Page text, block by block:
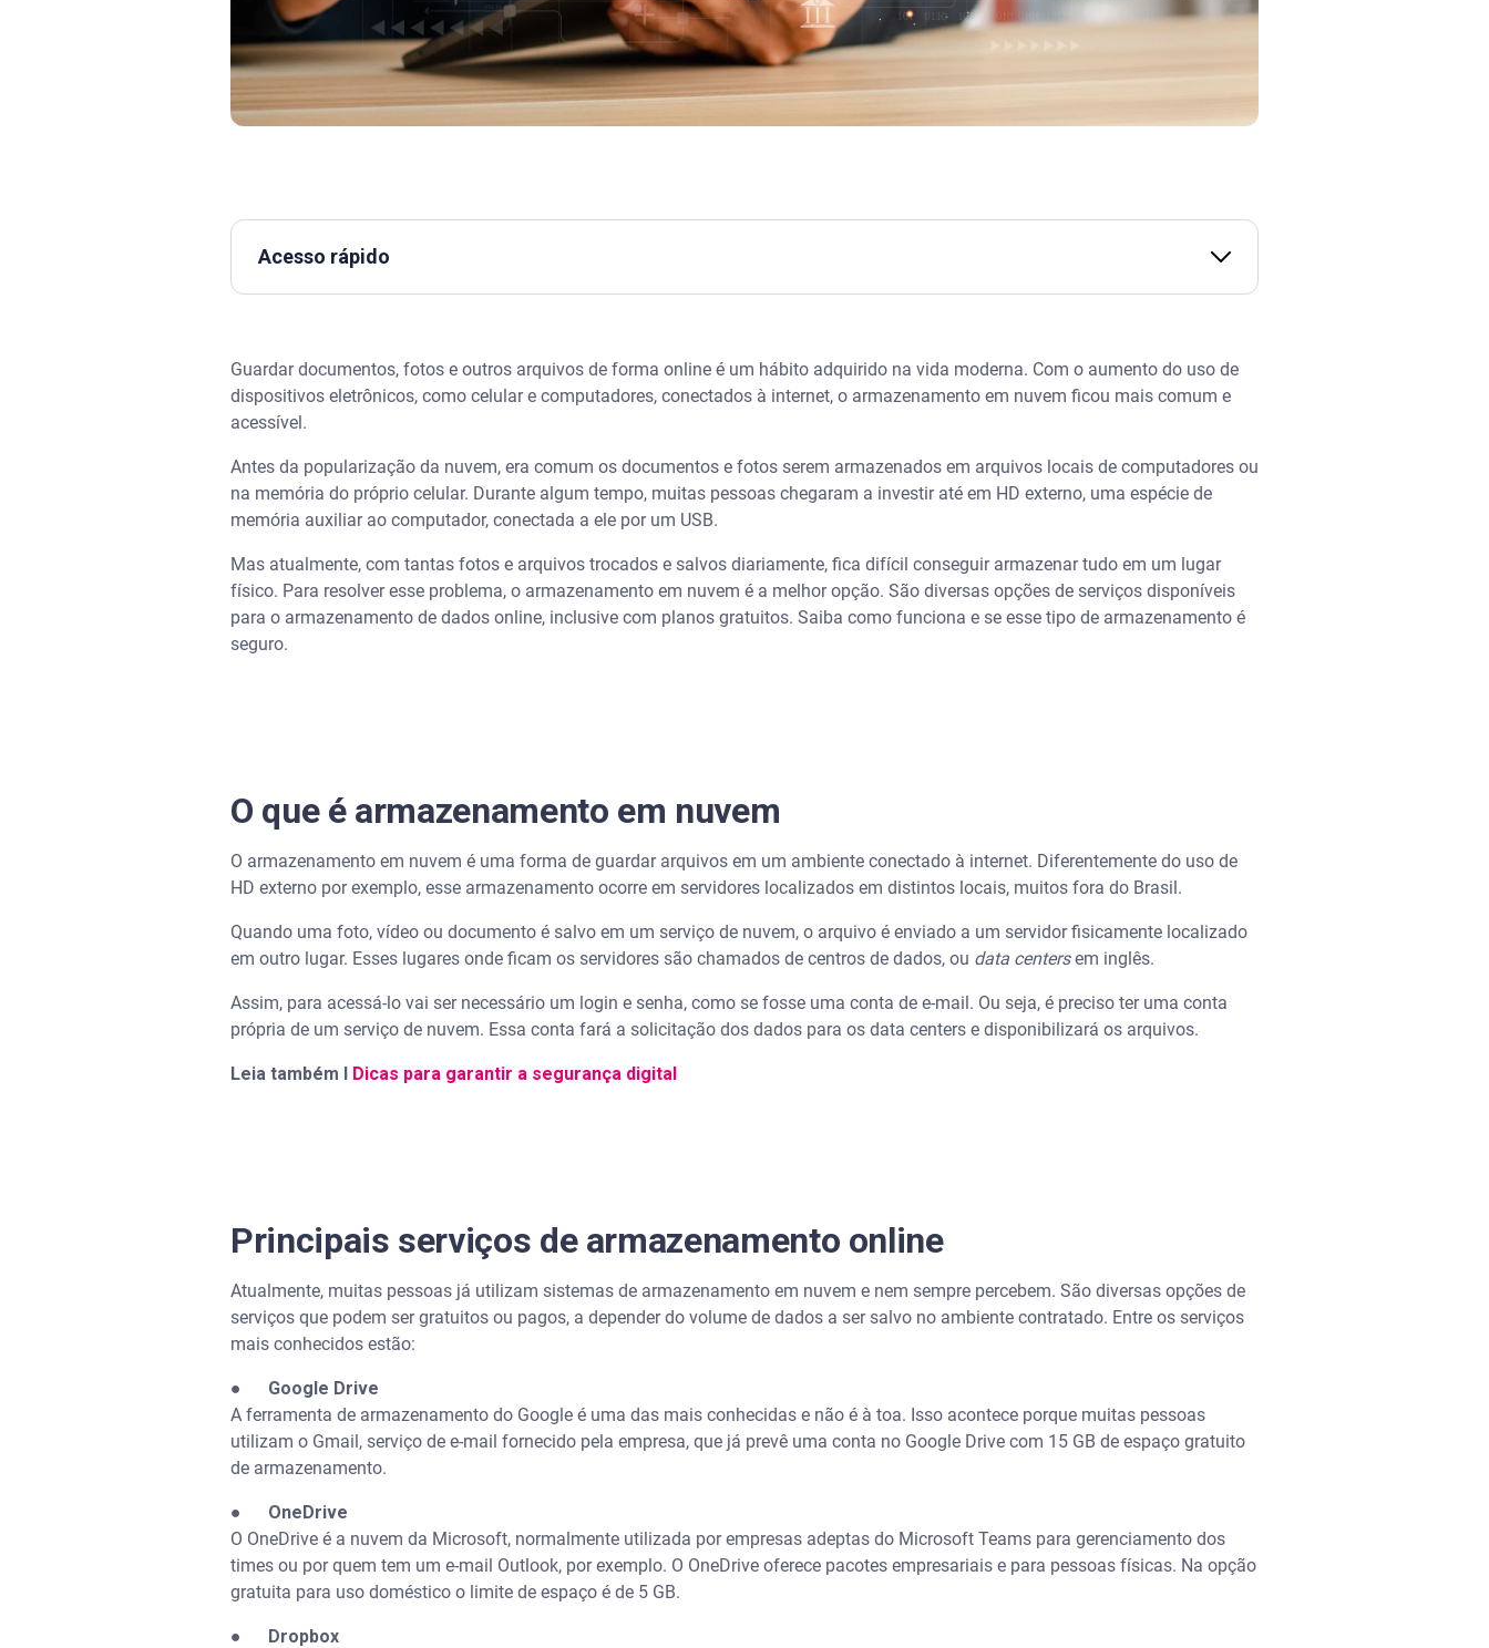
Acesso rápido
Principais serviços de armazenamento online
Armazenamento em nuvem é seguro?
Outras vantagens do armazenamento em nuvem
Guardar documentos, fotos e outros arquivos de forma online é um hábito adquirido na vida moderna. Com o aumento do uso de
dispositivos eletrônicos, como celular e computadores, conectados à internet, o armazenamento em nuvem ficou mais comum e
acessível.
Antes da popularização da nuvem, era comum os documentos e fotos serem armazenados em arquivos locais de computadores ou
na memória do próprio celular. Durante algum tempo, muitas pessoas chegaram a investir até em HD externo, uma espécie de
memória auxiliar ao computador, conectada a ele por um USB.
Mas atualmente, com tantas fotos e arquivos trocados e salvos diariamente, fica difícil conseguir armazenar tudo em um lugar
físico. Para resolver esse problema, o armazenamento em nuvem é a melhor opção. São diversas opções de serviços disponíveis
para o armazenamento de dados online, inclusive com planos gratuitos. Saiba como funciona e se esse tipo de armazenamento é
seguro.
O que é armazenamento em nuvem
O armazenamento em nuvem é uma forma de guardar arquivos em um ambiente conectado à internet. Diferentemente do uso de
HD externo por exemplo, esse armazenamento ocorre em servidores localizados em distintos locais, muitos fora do Brasil.
Quando uma foto, vídeo ou documento é salvo em um serviço de nuvem, o arquivo é enviado a um servidor fisicamente localizado
em outro lugar. Esses lugares onde ficam os servidores são chamados de centros de dados, ou data centersem inglês.
Assim, para acessá-lo vai ser necessário um login e senha, como se fosse uma conta de e-mail. Ou seja, é preciso ter uma conta
própria de um serviço de nuvem. Essa conta fará a solicitação dos dados para os data centers e disponibilizará os arquivos.
Leia também I Dicas para garantir a segurança digital
Principais serviços de armazenamento online
Atualmente, muitas pessoas já utilizam sistemas de armazenamento em nuvem e nem sempre percebem. São diversas opções de
serviços que podem ser gratuitos ou pagos, a depender do volume de dados a ser salvo no ambiente contratado. Entre os serviços
mais conhecidos estão:
● Google Drive
A ferramenta de armazenamento do Google é uma das mais conhecidas e não é à toa. Isso acontece porque muitas pessoas
utilizam o Gmail, serviço de e-mail fornecido pela empresa, que já prevê uma conta no Google Drive com 15 GB de espaço gratuito
de armazenamento.
● OneDrive
O OneDrive é a nuvem da Microsoft, normalmente utilizada por empresas adeptas do Microsoft Teams para gerenciamento dos
times ou por quem tem um e-mail Outlook, por exemplo. O OneDrive oferece pacotes empresariais e para pessoas físicas. Na opção
gratuita para uso doméstico o limite de espaço é de 5 GB.
● Dropbox